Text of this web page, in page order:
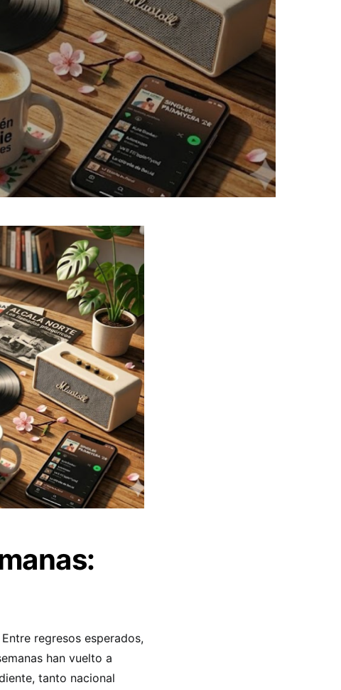
regresos esperados,
han vuelto a
tanto nacional